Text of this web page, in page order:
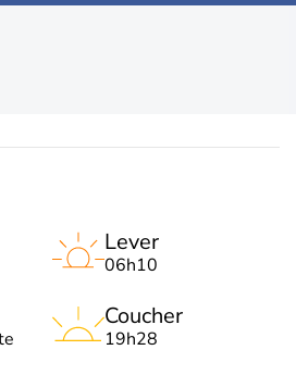
Lever
06h10
Coucher
19h28